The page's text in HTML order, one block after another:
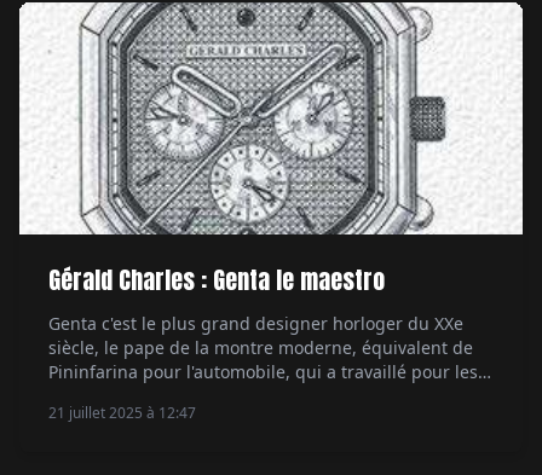
Gérald Charles : Genta le maestro
Genta c'est le plus grand designer horloger du XXe
siècle, le pape de la montre moderne, équivalent de
Pininfarina pour l'automobile, qui a travaillé pour les
lui. Depuis 25 ans, sa marque Gerald Charles
21 juillet 2025 à 12:47